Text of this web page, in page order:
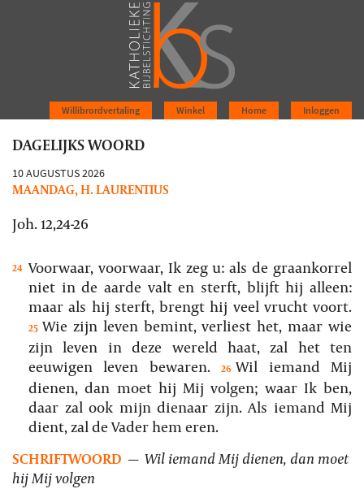
Inloggen
Home
Winkel
Willibrordvertaling
DAGELIJKS WOORD
10 AUGUSTUS 2026
MAANDAG, H. LAURENTIUS
Joh. 12,24-26
24 Voorwaar, voorwaar, Ik zeg u: als de graankorrel
niet in de aarde valt en sterft, blijft hij alleen:
maar als hij sterft, brengt hij veel vrucht voort.
25 Wie zijn leven bemint, verliest het, maar wie
zijn leven in deze wereld haat, zal het ten
eeuwigen leven bewaren.26 Wil iemand Mij
dienen, dan moet hij Mij volgen; waar Ik ben,
daar zal ook mijn dienaar zijn. Als iemand Mij
dient, zal de Vader hem eren.
SCHRIFTWOORD — Wil iemand Mij dienen, dan moet
hij Mij volgen